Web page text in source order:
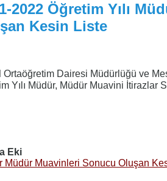
2022 Öğretim Yılı
Kesin Liste
Ortaöğretim Dairesi Müdürlüğü ve
Yılı Müdür, Müdür Muavini İtirazlar
Eki
Müdür Muavinleri Sonucu Oluşan